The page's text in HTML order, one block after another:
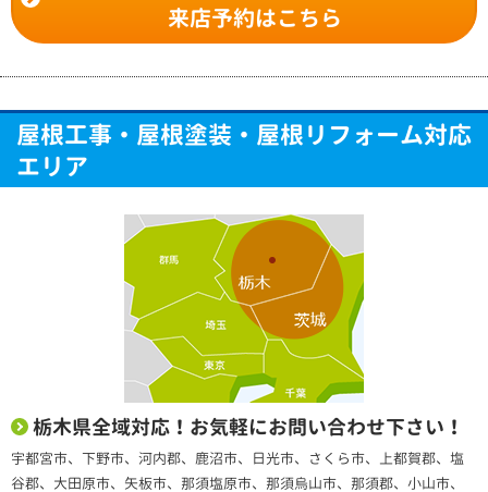
来店予約はこちら
屋根工事・屋根塗装・屋根リフォーム対応
エリア
栃木県全域対応！お気軽にお問い合わせ下さい！
宇都宮市、下野市、河内郡、鹿沼市、日光市、さくら市、上都賀郡、塩
谷郡、大田原市、矢板市、那須塩原市、那須烏山市、那須郡、小山市、